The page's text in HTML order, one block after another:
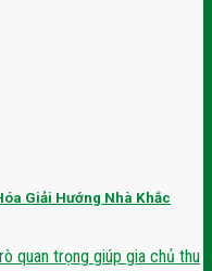
Giải Hướng Nhà Khắc
quan trọng giúp gia chủ thu